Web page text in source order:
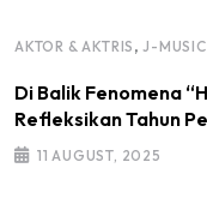
AKTOR & AKTRIS ,J-MUSIC
Di Balik Fenomena
Refleksikan Tahun
11 AUGUST, 2025